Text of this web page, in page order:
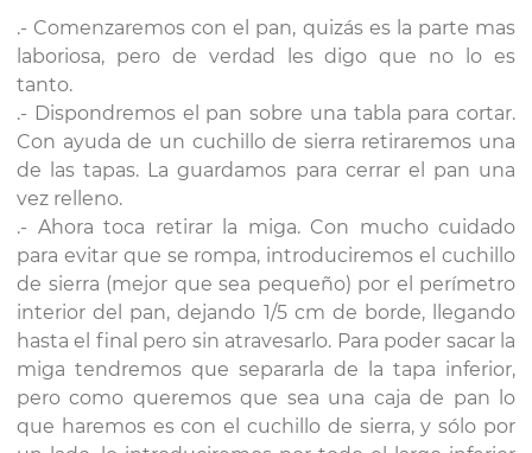
.- Comenzaremos con el pan, quizás es la parte mas
laboriosa, pero de verdad les digo que no lo es
tanto.
.- Dispondremos el pan sobre una tabla para cortar.
Con ayuda de un cuchillo de sierra retiraremos una
de las tapas. La guardamos para cerrar el pan una
vez relleno.
.- Ahora toca retirar la miga. Con mucho cuidado
para evitar que se rompa, introduciremos el cuchillo
de sierra (mejor que sea pequeño) por el perímetro
interior del pan, dejando 1/5 cm de borde, llegando
hasta el final pero sin atravesarlo. Para poder sacar la
miga tendremos que separarla de la tapa inferior,
pero como queremos que sea una caja de pan lo
que haremos es con el cuchillo de sierra, y sólo por